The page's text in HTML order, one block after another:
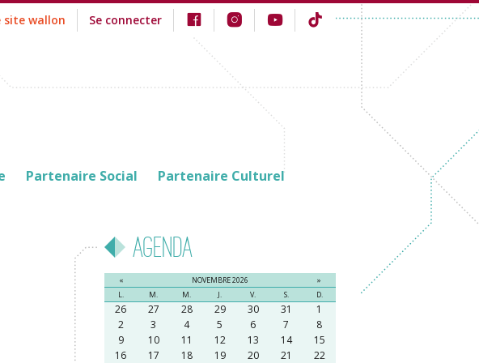
site wallon Se connecter
Partenaire Social Partenaire Culturel
Agenda
« NOVEMBRE 2026
»
L.
M. M. J. V. S. D.
26 27 28 29 30 31
1
2
3 4 5 6 7
8
9
10 11 12 13 14
15
16
17 18 19 20 21
22